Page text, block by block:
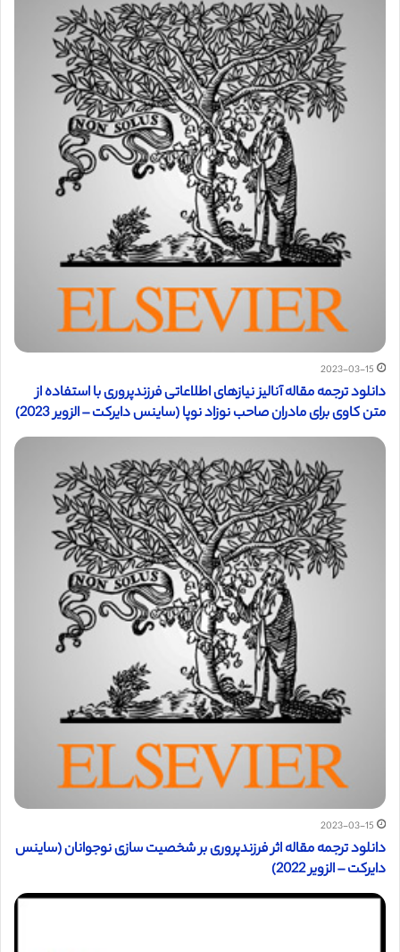
2023-03-15
دانلود ترجمه مقاله آنالیز نیازهای اطلاعاتی فرزندپروری با استفاده از
متن کاوی برای مادران صاحب نوزاد نوپا (ساینس دایرکت – الزویر 2023)
2023-03-15
دانلود ترجمه مقاله اثر فرزندپروری بر شخصیت سازی نوجوانان (ساینس
دایرکت – الزویر 2022)